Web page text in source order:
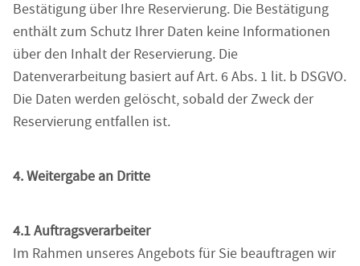
Bestätigung über Ihre Reservierung. Die Bestätigung
enthält zum Schutz Ihrer Daten keine Informationen
über den Inhalt der Reservierung. Die
Datenverarbeitung basiert auf Art. 6 Abs. 1 lit. b DSGVO.
Die Daten werden gelöscht, sobald der Zweck der
Reservierung entfallen ist.
4. Weitergabe an Dritte
4.1 Auftragsverarbeiter
Im Rahmen unseres Angebots für Sie beauftragen wir